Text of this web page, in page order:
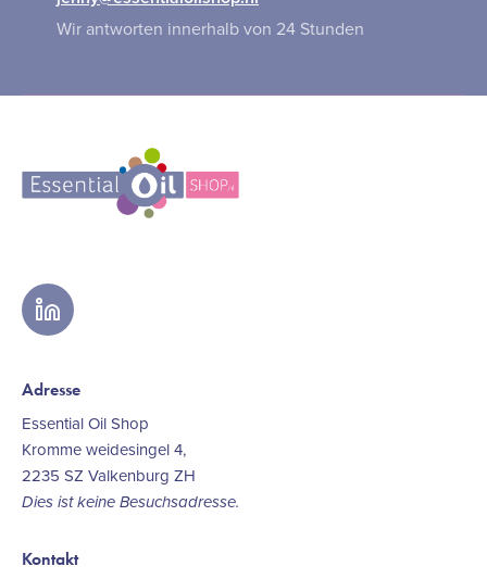
Wir antworten innerhalb von 24 Stunden
linkedin
Adresse
Essential Oil Shop
Kromme weidesingel 4,
2235 SZ Valkenburg ZH
Dies ist keine Besuchsadresse.
Kontakt